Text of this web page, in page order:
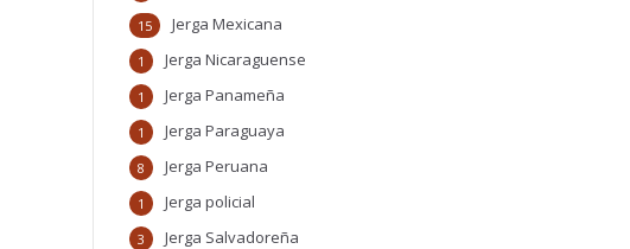
Jerga Mexicana
15
Jerga Nicaraguense
1
Jerga Panameña
1
Jerga Paraguaya
1
Jerga Peruana
8
Jerga policial
1
Jerga Salvadoreña
3